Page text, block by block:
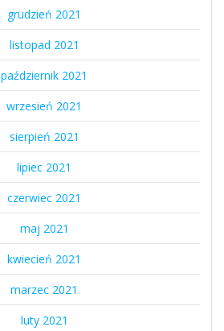
grudzień 2021
listopad 2021
październik 2021
wrzesień 2021
sierpień 2021
lipiec 2021
czerwiec 2021
maj 2021
kwiecień 2021
marzec 2021
luty 2021